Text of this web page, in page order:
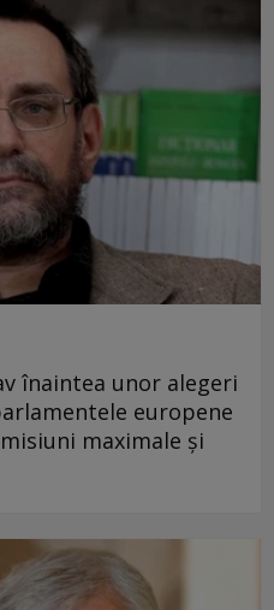
înaintea unor alegeri
europene
maximale și